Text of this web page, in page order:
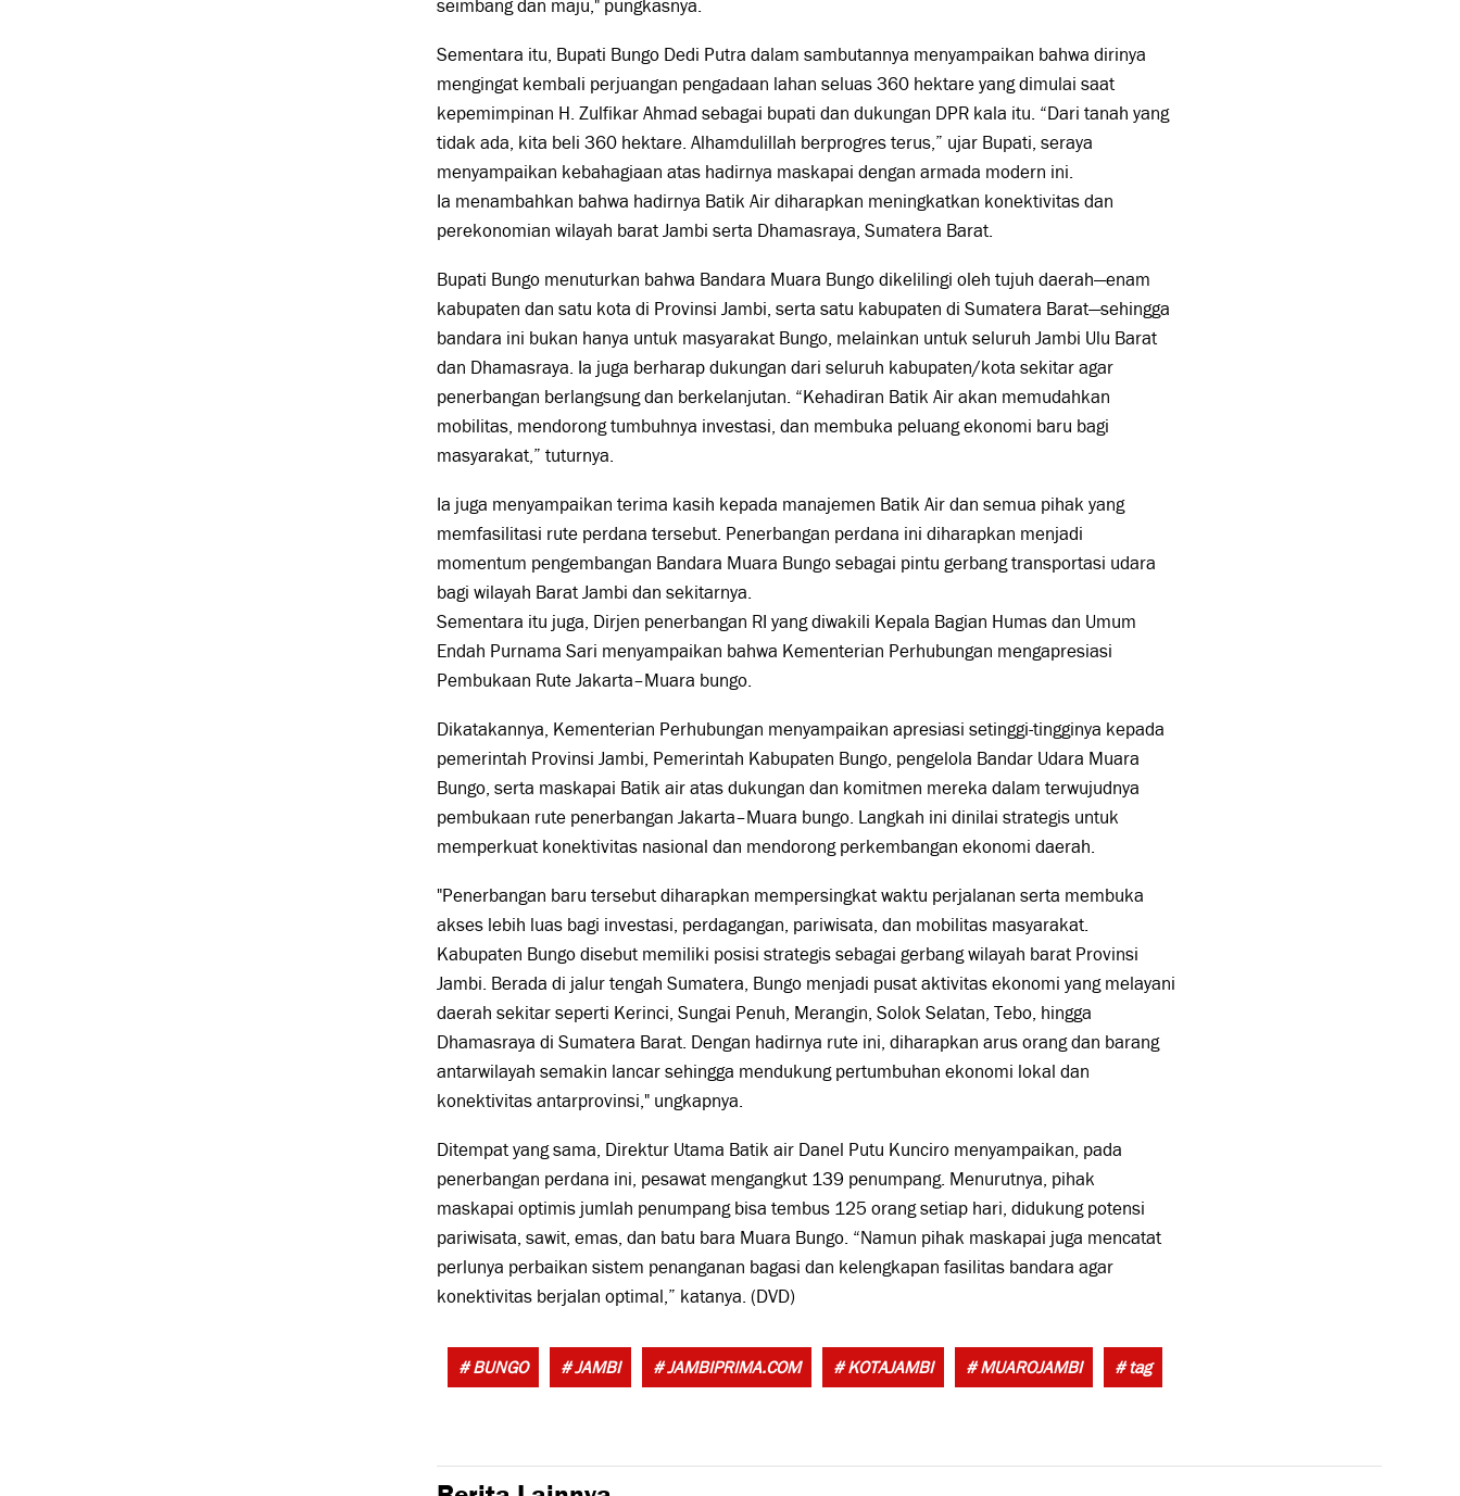
seimbang dan maju," pungkasnya.
Sementara itu, Bupati Bungo Dedi Putra dalam sambutannya menyampaikan bahwa dirinya
mengingat kembali perjuangan pengadaan lahan seluas 360 hektare yang dimulai saat
kepemimpinan H. Zulfikar Ahmad sebagai bupati dan dukungan DPR kala itu. “Dari tanah yang
tidak ada, kita beli 360 hektare. Alhamdulillah berprogres terus,” ujar Bupati, seraya
menyampaikan kebahagiaan atas hadirnya maskapai dengan armada modern ini.
Ia menambahkan bahwa hadirnya Batik Air diharapkan meningkatkan konektivitas dan
perekonomian wilayah barat Jambi serta Dhamasraya, Sumatera Barat.
Bupati Bungo menuturkan bahwa Bandara Muara Bungo dikelilingi oleh tujuh daerah—enam
kabupaten dan satu kota di Provinsi Jambi, serta satu kabupaten di Sumatera Barat—sehingga
bandara ini bukan hanya untuk masyarakat Bungo, melainkan untuk seluruh Jambi Ulu Barat
dan Dhamasraya. Ia juga berharap dukungan dari seluruh kabupaten/kota sekitar agar
penerbangan berlangsung dan berkelanjutan. “Kehadiran Batik Air akan memudahkan
mobilitas, mendorong tumbuhnya investasi, dan membuka peluang ekonomi baru bagi
masyarakat,” tuturnya.
Ia juga menyampaikan terima kasih kepada manajemen Batik Air dan semua pihak yang
memfasilitasi rute perdana tersebut. Penerbangan perdana ini diharapkan menjadi
momentum pengembangan Bandara Muara Bungo sebagai pintu gerbang transportasi udara
bagi wilayah Barat Jambi dan sekitarnya.
Sementara itu juga, Dirjen penerbangan RI yang diwakili Kepala Bagian Humas dan Umum
Endah Purnama Sari menyampaikan bahwa Kementerian Perhubungan mengapresiasi
Pembukaan Rute Jakarta–Muara bungo.
Dikatakannya, Kementerian Perhubungan menyampaikan apresiasi setinggi-tingginya kepada
pemerintah Provinsi Jambi, Pemerintah Kabupaten Bungo, pengelola Bandar Udara Muara
Bungo, serta maskapai Batik air atas dukungan dan komitmen mereka dalam terwujudnya
pembukaan rute penerbangan Jakarta–Muara bungo. Langkah ini dinilai strategis untuk
memperkuat konektivitas nasional dan mendorong perkembangan ekonomi daerah.
"Penerbangan baru tersebut diharapkan mempersingkat waktu perjalanan serta membuka
akses lebih luas bagi investasi, perdagangan, pariwisata, dan mobilitas masyarakat.
Kabupaten Bungo disebut memiliki posisi strategis sebagai gerbang wilayah barat Provinsi
Jambi. Berada di jalur tengah Sumatera, Bungo menjadi pusat aktivitas ekonomi yang melayani
daerah sekitar seperti Kerinci, Sungai Penuh, Merangin, Solok Selatan, Tebo, hingga
Dhamasraya di Sumatera Barat. Dengan hadirnya rute ini, diharapkan arus orang dan barang
antarwilayah semakin lancar sehingga mendukung pertumbuhan ekonomi lokal dan
konektivitas antarprovinsi," ungkapnya.
Ditempat yang sama, Direktur Utama Batik air Danel Putu Kunciro menyampaikan, pada
penerbangan perdana ini, pesawat mengangkut 139 penumpang. Menurutnya, pihak
maskapai optimis jumlah penumpang bisa tembus 125 orang setiap hari, didukung potensi
pariwisata, sawit, emas, dan batu bara Muara Bungo. “Namun pihak maskapai juga mencatat
perlunya perbaikan sistem penanganan bagasi dan kelengkapan fasilitas bandara agar
konektivitas berjalan optimal,” katanya. (DVD)
# BUNGO # JAMBI # JAMBIPRIMA.COM # KOTAJAMBI # MUAROJAMBI # tag